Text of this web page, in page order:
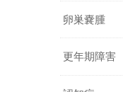
卵巣嚢腫
更年期障害